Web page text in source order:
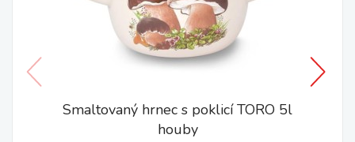
Smaltovaný hrnec s poklicí TORO 5l
houby